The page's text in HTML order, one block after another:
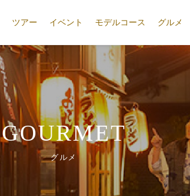
ツアー イベント モデルコース グルメ
GOURMET
グルメ